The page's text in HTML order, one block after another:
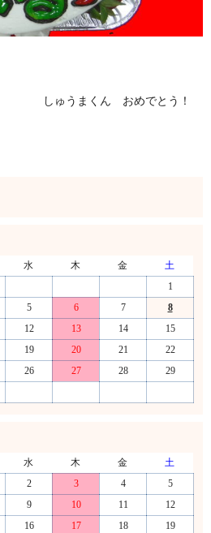
しゅうまくん おめでとう！
水 木 金
土
1
5 6 7
8
12 13 14
15
19 20 21
22
26 27 28
29
水 木 金
土
2 3 4
5
9 10 11
12
16 17 18
19